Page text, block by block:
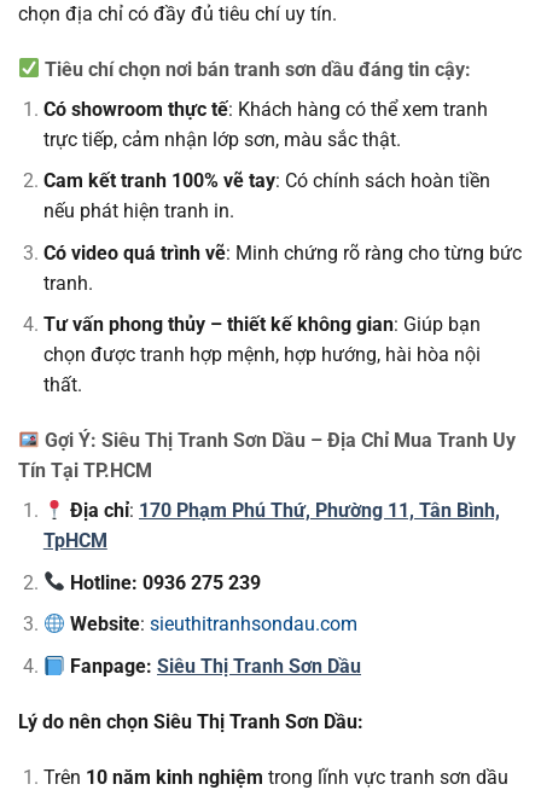
chọn địa chỉ có đầy đủ tiêu chí uy tín.
Tiêu chí chọn nơi bán tranh sơn dầu đáng tin cậy:
Có showroom thực tế: Khách hàng có thể xem tranh
trực tiếp, cảm nhận lớp sơn, màu sắc thật.
Cam kết tranh 100% vẽ tay: Có chính sách hoàn tiền
nếu phát hiện tranh in.
Có video quá trình vẽ: Minh chứng rõ ràng cho từng bức
tranh.
Tư vấn phong thủy – thiết kế không gian: Giúp bạn
chọn được tranh hợp mệnh, hợp hướng, hài hòa nội
thất.
Gợi Ý: Siêu Thị Tranh Sơn Dầu – Địa Chỉ Mua Tranh Uy
Tín Tại TP.HCM
Địa chỉ: 170 Phạm Phú Thứ, Phường 11, Tân Bình,
TpHCM
Hotline: 0936 275 239
Website:sieuthitranhsondau.com
Fanpage:Siêu Thị Tranh Sơn Dầu
Lý do nên chọn Siêu Thị Tranh Sơn Dầu:
Trên 10 năm kinh nghiệm trong lĩnh vực tranh sơn dầu